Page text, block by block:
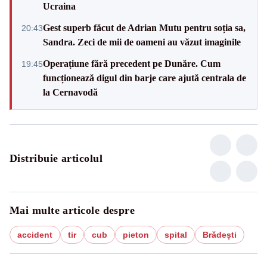
Ucraina
20:43Gest superb făcut de Adrian Mutu pentru soția sa,
Sandra. Zeci de mii de oameni au văzut imaginile
19:45Operațiune fără precedent pe Dunăre. Cum
funcționează digul din barje care ajută centrala de
la Cernavodă
Distribuie articolul
Mai multe articole despre
accident tir cub pieton spital Brădești